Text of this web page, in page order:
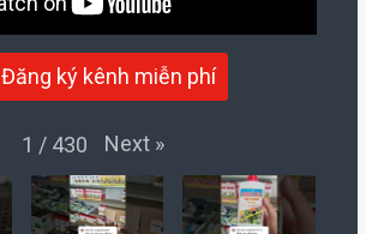
Đăng ký kênh miễn phí
1 / 430 Next »